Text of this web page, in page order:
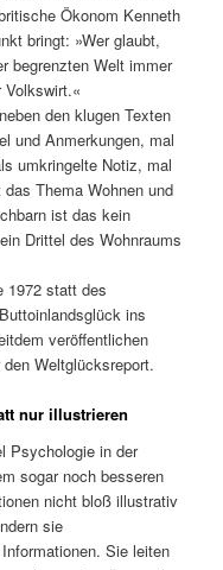
Ökonom Kenneth
bringt: »Wer glaubt,
begrenzten Welt immer
Volkswirt.«
den klugen Texten
und Anmerkungen, mal
umkringelte Notiz, mal
Thema Wohnen und
ist das kein
Drittel des Wohnraums
1972 statt des
ins
veröffentlichen
Weltglücksreport.
nur illustrieren
Psychologie in der
sogar noch besseren
nicht bloß illustrativ
sie
Sie leiten